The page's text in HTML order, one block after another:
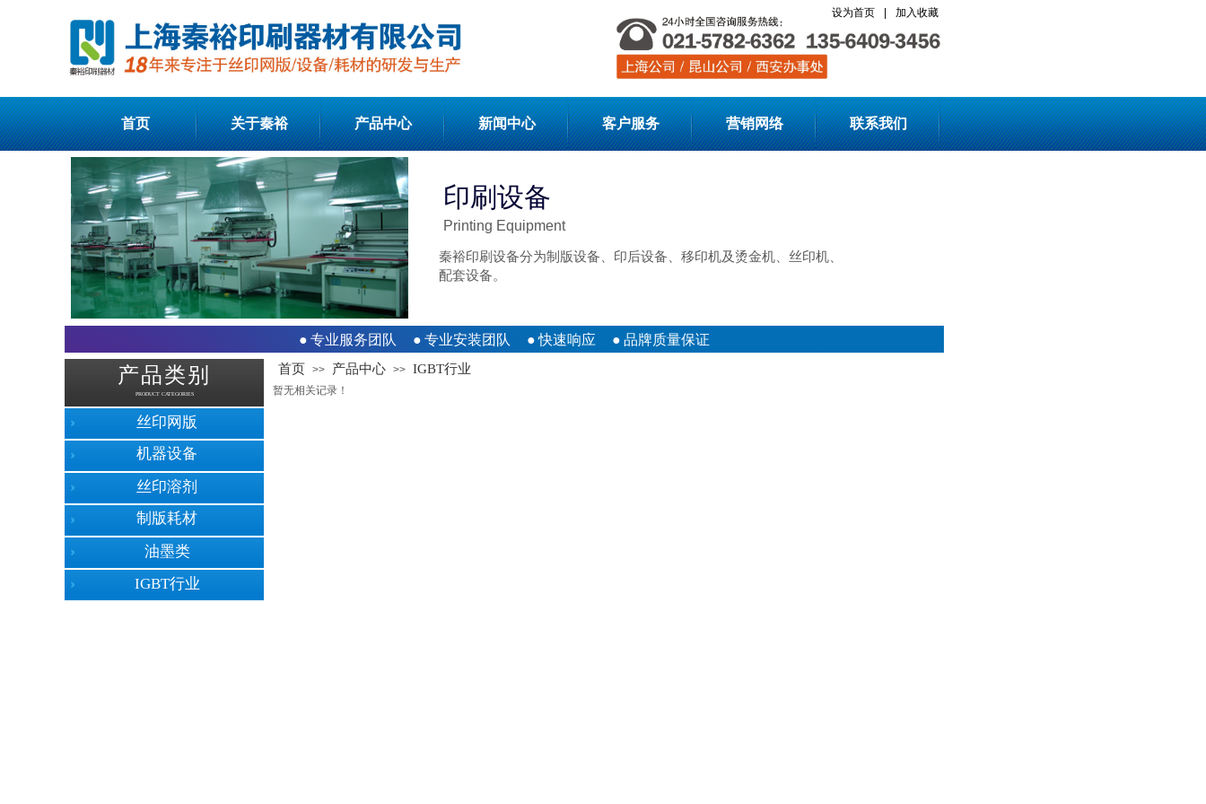
设为首页 加入收藏
首页 关于秦裕 产品中心 新闻中心 客户服务 营销网络 联系我们
印刷设备
Printing Equipment
秦裕印刷设备分为制版设备、印后设备、移印机及烫金机、丝印机、
配套设备。
● 专业服务团队 ● 专业安装团队 ● 快速响应 ● 品牌质量保证
产品类别
PRODUCT CATEGORIES
首页 >> 产品中心 >> IGBT行业
暂无相关记录！
丝印网版
机器设备
丝印溶剂
制版耗材
油墨类
IGBT行业